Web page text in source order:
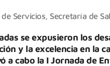
Servicios, Secretaría de
se expusieron los
y la excelencia en la
a cabo la I Jornada de